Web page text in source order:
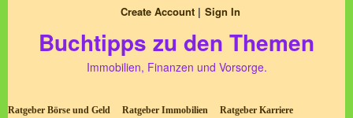
Create Account Sign In
Buchtipps zu den Themen
Immobilien, Finanzen und Vorsorge.
Ratgeber Börse und Geld Ratgeber Immobilien
Ratgeber Karriere